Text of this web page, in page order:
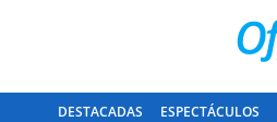
DESTACADAS ESPECTÁCULOS